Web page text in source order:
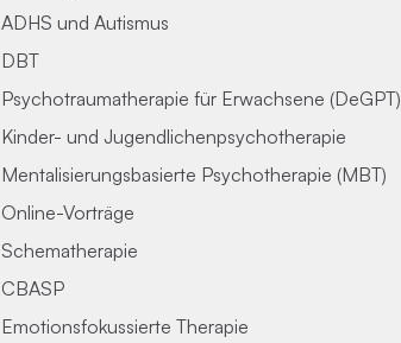
ADHS und Autismus
DBT
Psychotraumatherapie für Erwachsene (DeGPT)
Kinder- und Jugendlichenpsychotherapie
Mentalisierungsbasierte Psychotherapie (MBT)
Online-Vorträge
Schematherapie
CBASP
Emotionsfokussierte Therapie